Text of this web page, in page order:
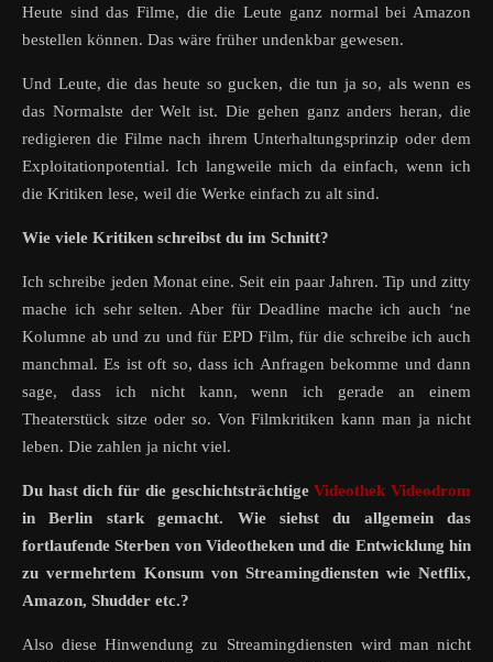
Heute sind das Filme, die die Leute ganz normal bei Amazon
bestellen können. Das wäre früher undenkbar gewesen.
Und Leute, die das heute so gucken, die tun ja so, als wenn es
das Normalste der Welt ist. Die gehen ganz anders heran, die
redigieren die Filme nach ihrem Unterhaltungsprinzip oder dem
Exploitationpotential. Ich langweile mich da einfach, wenn ich
die Kritiken lese, weil die Werke einfach zu alt sind.
Wie viele Kritiken schreibst du im Schnitt?
Ich schreibe jeden Monat eine. Seit ein paar Jahren. Tip und zitty
mache ich sehr selten. Aber für Deadline mache ich auch ‘ne
Kolumne ab und zu und für EPD Film, für die schreibe ich auch
manchmal. Es ist oft so, dass ich Anfragen bekomme und dann
sage, dass ich nicht kann, wenn ich gerade an einem
Theaterstück sitze oder so. Von Filmkritiken kann man ja nicht
leben. Die zahlen ja nicht viel.
Du hast dich für die geschichtsträchtigeVideothek Videodrom
in Berlin stark gemacht. Wie siehst du allgemein das
fortlaufende Sterben von Videotheken und die Entwicklung hin
zu vermehrtem Konsum von Streamingdiensten wie Netflix,
Amazon, Shudder etc.?
Also diese Hinwendung zu Streamingdiensten wird man nicht